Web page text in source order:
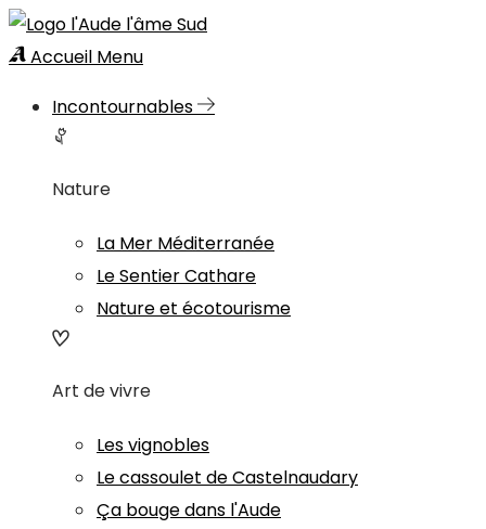
Accueil Menu
Incontournables
Nature
La Mer Méditerranée
Le Sentier Cathare
Nature et écotourisme
Art de vivre
Les vignobles
Le cassoulet de Castelnaudary
Ça bouge dans l'Aude